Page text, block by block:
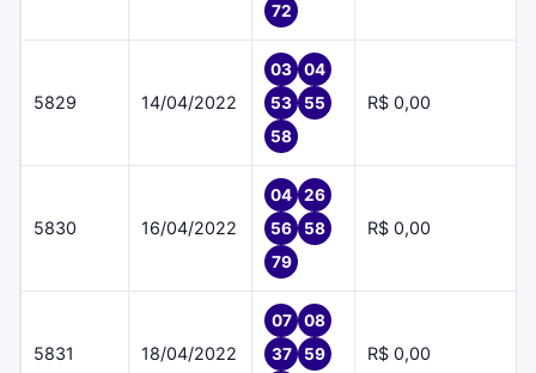
72
5829 14/04/2022
03
04
53
55
58
R$ 0,00
5830 16/04/2022
04
26
56
58
79
R$ 0,00
5831 18/04/2022
07
08
37
59
R$ 0,00